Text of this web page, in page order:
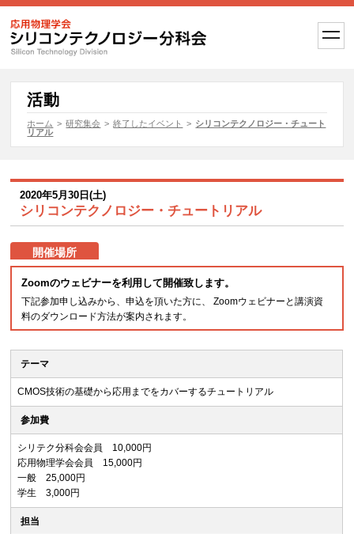
t
o
l
t
活動
ホーム > 研究集会 > 終了したイベント > シリコンテクノロジー・チュート
リアル
2020年5月30日(土)
シリコンテクノロジー・チュートリアル
開催場所
Zoomのウェビナーを利用して開催致します。
下記参加申し込みから、申込を頂いた方に、 Zoomウェビナーと講演資
料のダウンロード方法が案内されます。
テーマ
CMOS技術の基礎から応用までをカバーするチュートリアル
参加費
シリテク分科会会員 10,000円
応用物理学会会員 15,000円
一般 25,000円
学生 3,000円
担当